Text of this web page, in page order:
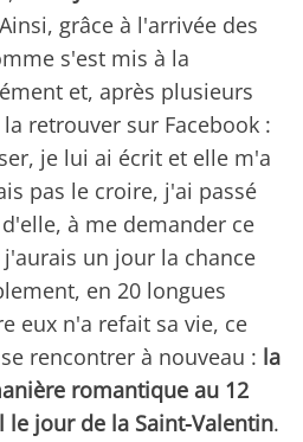
grâce à l'arrivée des
s'est mis à la
et, après plusieurs
retrouver sur Facebook :
je lui ai écrit et elle m'a
pas le croire, j'ai passé
à me demander ce
un jour la chance
en 20 longues
eux n'a refait sa vie, ce
rencontrer à nouveau : la
romantique au 12
jour de la Saint-Valentin.